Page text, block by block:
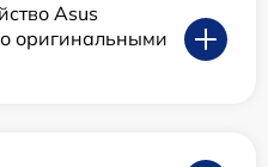
Asus
оригинальными